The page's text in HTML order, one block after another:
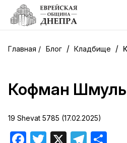
Блог / Кладбище /
Кофман
19 Shevat 5785 (17.02.2025)
Facebook
Twitter Telegram